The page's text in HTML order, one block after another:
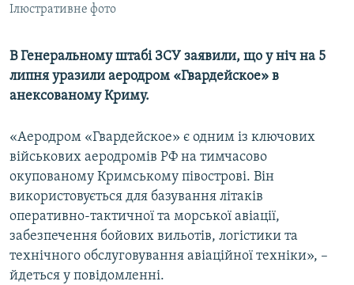
Усі сайти RFE/RL
Ілюстративне фото
В Генеральному штабі ЗСУ заявили, що у ніч на 5
липня уразили аеродром «Гвардейское» в
анексованому Криму.
«Аеродром «Гвардейское» є одним із ключових
військових аеродромів РФ на тимчасово
окупованому Кримському півострові. Він
використовується для базування літаків
оперативно-тактичної та морської авіації,
забезпечення бойових вильотів, логістики та
технічного обслуговування авіаційної техніки», –
йдеться у повідомленні.